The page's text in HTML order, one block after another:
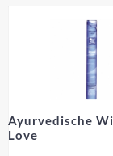
Ayurvedische
Love